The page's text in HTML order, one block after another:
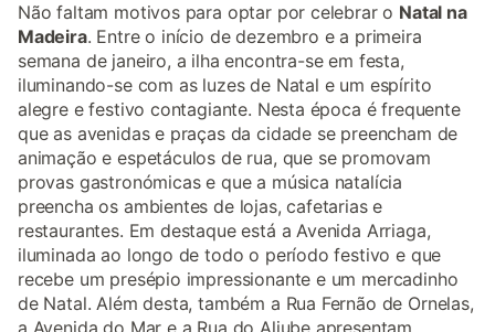
Não faltam motivos para optar por celebrar o Natal na
Madeira. Entre o início de dezembro e a primeira
semana de janeiro, a ilha encontra-se em festa,
iluminando-se com as luzes de Natal e um espírito
alegre e festivo contagiante. Nesta época é frequente
que as avenidas e praças da cidade se preencham de
animação e espetáculos de rua, que se promovam
provas gastronómicas e que a música natalícia
preencha os ambientes de lojas, cafetarias e
restaurantes. Em destaque está a Avenida Arriaga,
iluminada ao longo de todo o período festivo e que
recebe um presépio impressionante e um mercadinho
de Natal. Além desta, também a Rua Fernão de Ornelas,